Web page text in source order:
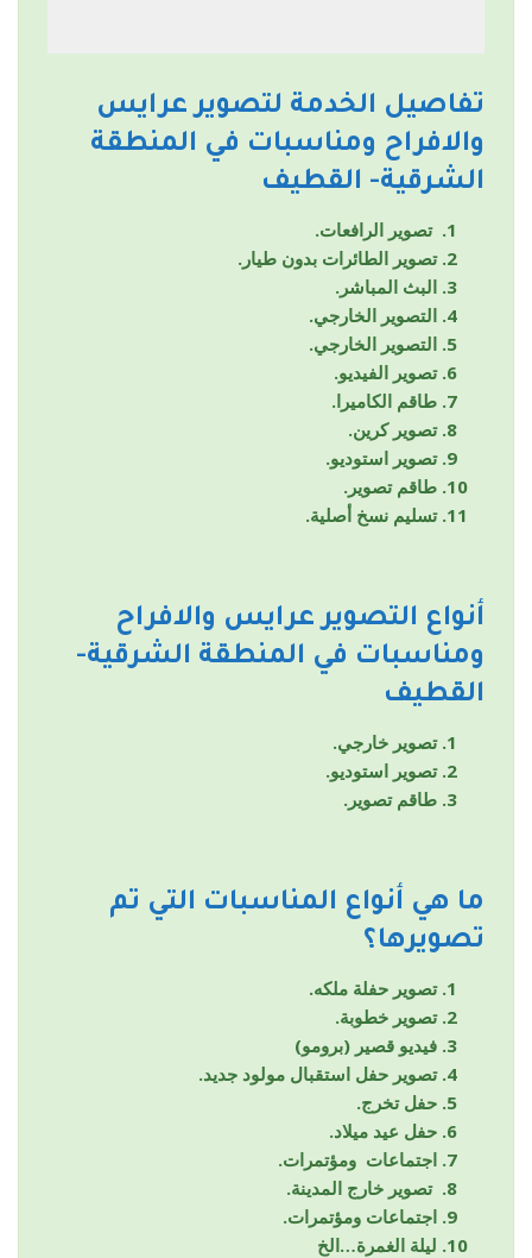
تفاصيل الخدمة لتصوير عرايس
والافراح ومناسبات في المنطقة
الشرقية- القطيف
تصوير الرافعات.
تصوير الطائرات بدون طيار.
البث المباشر.
التصوير الخارجي.
التصوير الخارجي.
تصوير الفيديو.
طاقم الكاميرا.
تصوير كرين.
تصوير استوديو.
طاقم تصوير.
تسليم نسخ أصلية.
أنواع التصوير عرايس والافراح
ومناسبات في المنطقة الشرقية-
القطيف
تصوير خارجي.
تصوير استوديو.
طاقم تصوير.
ما هي أنواع المناسبات التي تم
تصويرها؟
تصوير حفلة ملكه.
تصوير خطوبة.
فيديو قصير (برومو)
تصوير حفل استقبال مولود جديد.
حفل تخرج.
حفل عيد ميلاد.
اجتماعات ومؤتمرات.
تصوير خارج المدينة.
اجتماعات ومؤتمرات.
ليلة الغمرة…الخ